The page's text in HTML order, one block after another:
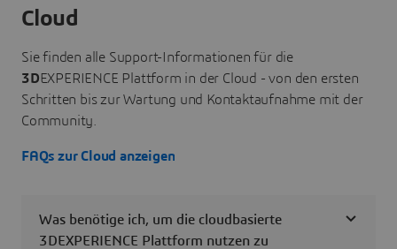
Cloud
Sie finden alle Support-Informationen für die
3DEXPERIENCE Plattform in der Cloud - von den ersten
Schritten bis zur Wartung und Kontaktaufnahme mit der
Community.
FAQs zur Cloud anzeigen
Was benötige ich, um die cloudbasierte
3DEXPERIENCE Plattform nutzen zu